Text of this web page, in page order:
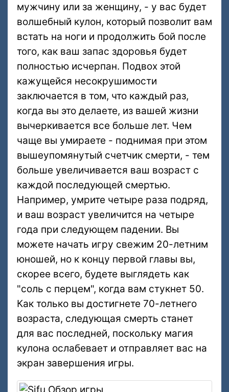
мужчину или за женщину, - у вас будет
волшебный кулон, который позволит вам
встать на ноги и продолжить бой после
того, как ваш запас здоровья будет
полностью исчерпан. Подвох этой
кажущейся несокрушимости
заключается в том, что каждый раз,
когда вы это делаете, из вашей жизни
вычеркивается все больше лет. Чем
чаще вы умираете - поднимая при этом
вышеупомянутый счетчик смерти, - тем
больше увеличивается ваш возраст с
каждой последующей смертью.
Например, умрите четыре раза подряд,
и ваш возраст увеличится на четыре
года при следующем падении. Вы
можете начать игру свежим 20-летним
юношей, но к концу первой главы вы,
скорее всего, будете выглядеть как
"соль с перцем", когда вам стукнет 50.
Как только вы достигнете 70-летнего
возраста, следующая смерть станет
для вас последней, поскольку магия
кулона ослабевает и отправляет вас на
экран завершения игры.